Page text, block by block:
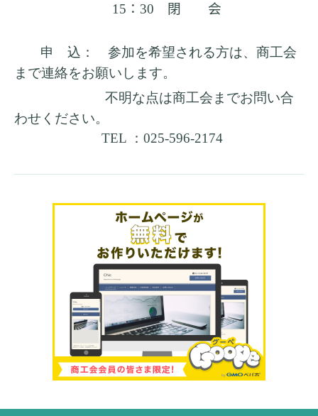
1 5 ： 30 閉 会
申 込： 参加を希望される方は、商工会
まで連絡をお願いします。
不明な点は商工会までお問い合
わせください。
TEL ：025-596-2174